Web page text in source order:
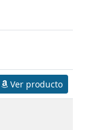
Ver producto